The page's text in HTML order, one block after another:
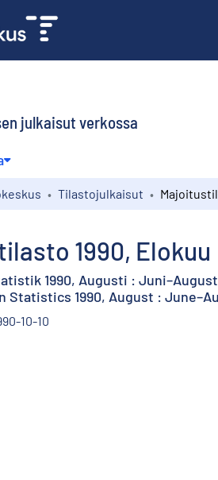
julkaisut verkossa
Tilastojulkaisut
1990, Elokuu
1990, Augusti :
Statistics 1990, August :
10-10